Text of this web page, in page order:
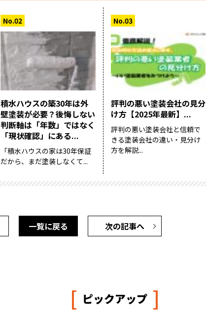
積水ハウスの築30年は外
壁塗装が必要？後悔しない
判断軸は「年数」ではなく
「現状確認」にある...
「積水ハウスの家は30年保証
だから、まだ塗装しなくて...
評判の悪い塗装会社の見分
け方【2025年最新】...
評判の悪い塗装会社と信頼で
きる塗装会社の違い・見分け
方を解説...
次の記事へ
一覧に戻る
[ ピックアップ ]